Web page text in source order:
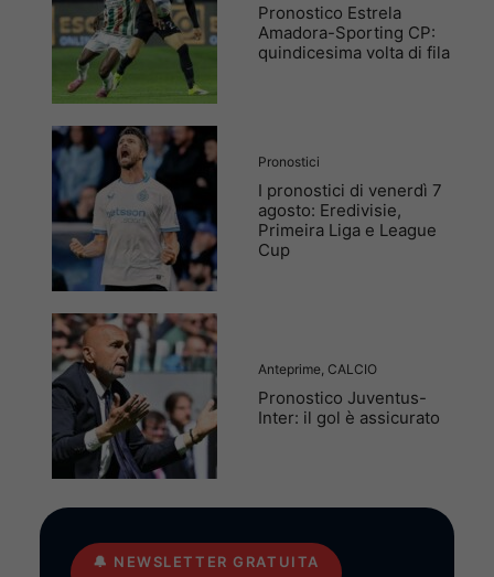
Pronostico Estrela
Amadora-Sporting CP:
quindicesima volta di fila
Pronostici
I pronostici di venerdì 7
agosto: Eredivisie,
Primeira Liga e League
Cup
Anteprime CALCIO
Pronostico Juventus-
Inter: il gol è assicurato
🔔 NEWSLETTER GRATUITA